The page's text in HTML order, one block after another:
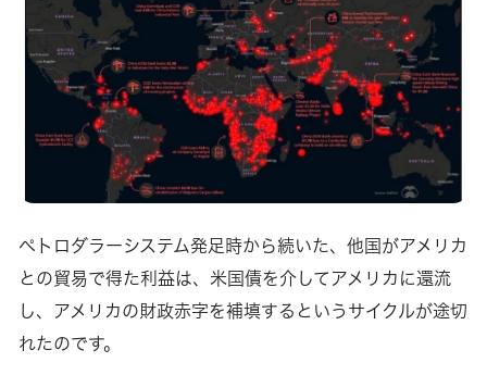
ペトロダラーシステム発足時から続いた、他国がアメリカ
との貿易で得た利益は、米国債を介してアメリカに還流
し、アメリカの財政赤字を補填するというサイクルが途切
れたのです。